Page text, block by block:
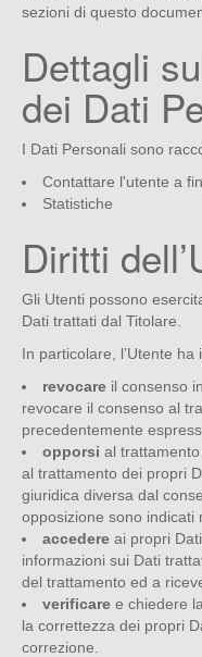
sezioni di questo
Dettagli
dei Dati
I Dati Personali sono
Contattare l'utente a
Statistiche
Diritti
Gli Utenti possono
Dati trattati dal Titolare.
In particolare, l’Utente ha
revocare il consenso
revocare il consenso al
precedentemente
opporsi al
al trattamento dei propri
giuridica diversa dal
opposizione sono indicati
accedere ai propri
informazioni sui Dati
del trattamento ed a
verificare e chiedere
la correttezza dei propri
correzione.